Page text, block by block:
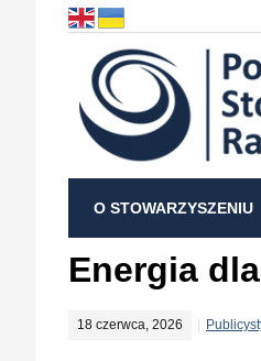
O STOWARZYSZENIU
Energia
18 czerwca, 2026